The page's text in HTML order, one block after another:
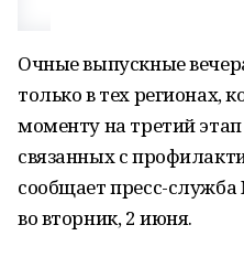
Очные выпускные
только в тех регионах,
моменту на третий
связанных с
сообщает пресс-
во вторник, 2 июня.